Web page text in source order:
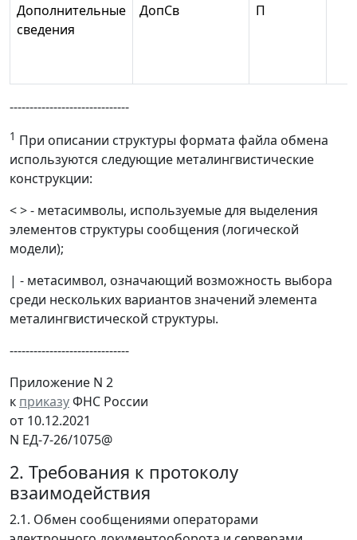
Дополнительные
сведения
ДопСв П
------------------------------
1 При описании структуры формата файла обмена
используются следующие металингвистические
конструкции:
< > - метасимволы, используемые для выделения
элементов структуры сообщения (логической
модели);
| - метасимвол, означающий возможность выбора
среди нескольких вариантов значений элемента
металингвистической структуры.
------------------------------
Приложение N 2
к приказуФНС России
от 10.12.2021
N ЕД-7-26/1075@
2. Требования к протоколу
взаимодействия
2.1. Обмен сообщениями операторами